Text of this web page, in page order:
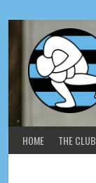
HOME THE CLUB